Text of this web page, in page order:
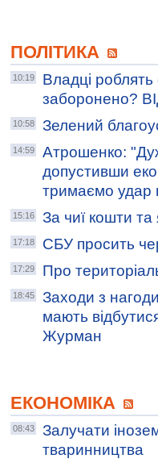
ПОЛІТИКА
10:19
Владці
заборонено?
10:58 Зелений
14:59
Атрошенко:
допустивши
тримаємо удар
15:16 За чиї кошти та
17:18 СБУ просить
17:29 Про
18:45
Заходи з нагоди
мають
Журман
ЕКОНОМІКА
08:43
Залучати
тваринництва